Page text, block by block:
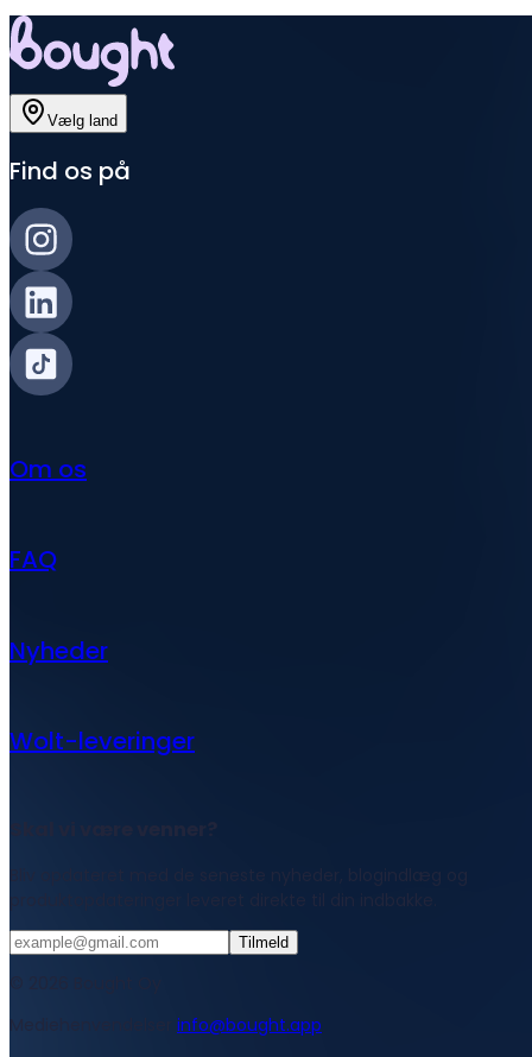
Vælg land
Find os på
Om os
FAQ
Nyheder
Wolt-leveringer
Tilmeld
info@bought.app